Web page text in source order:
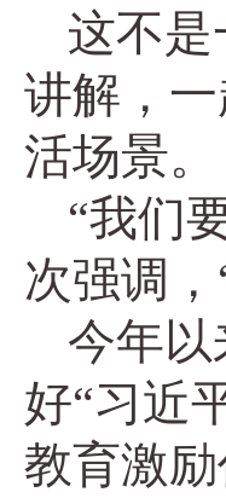
这不
讲解，
活场景。
“我们
次强调
今年
好“习近
教育激